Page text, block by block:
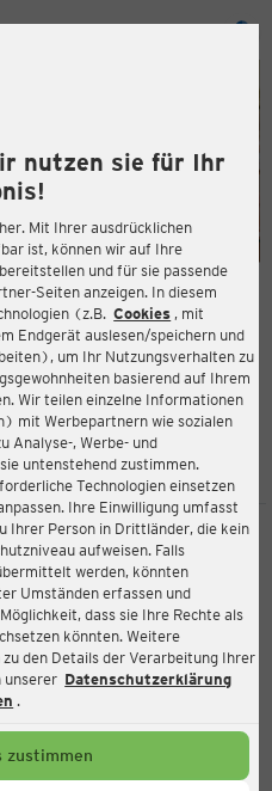
nutzen sie für Ihr
Mit Ihrer ausdrücklichen
ist, können wir auf Ihre
und für sie passende
Seiten anzeigen. In diesem
(z.B. Cookies , mit
Endgerät auslesen/speichern und
um Ihr Nutzungsverhalten zu
basierend auf Ihrem
Wir teilen einzelne Informationen
mit Werbepartnern wie sozialen
Analyse-, Werbe- und
untenstehend zustimmen.
Technologien einsetzen
Ihre Einwilligung umfasst
Ihrer Person in Drittländer, die kein
aufweisen. Falls
werden, könnten
Umständen erfassen und
dass sie Ihre Rechte als
könnten. Weitere
den Details der Verarbeitung Ihrer
unserer Datenschutzerklärung
.
zustimmen
FILIALE
Str. 70
Bewertung:
AKTIONEN
Naumburg